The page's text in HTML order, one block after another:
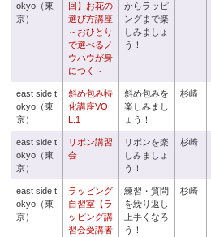
okyo（東
京）
回】お花の
選び方講座
～おひとり
で選べるノ
ウハウが身
につく～
からラッピ
ングまで楽
しみましょ
う！
east side t
okyo（東
京）
斜め包み特
化講座VO
L.1
斜め包みを
楽しみまし
ょう！
杉崎
east side t
okyo（東
京）
リボン講習
会
リボンを楽
しみましょ
う！
杉崎
east side t
okyo（東
京）
ラッピング
自習室【ラ
ッピング講
習会受講者
練習・質問
を繰り返し
上手くなろ
う！
杉崎